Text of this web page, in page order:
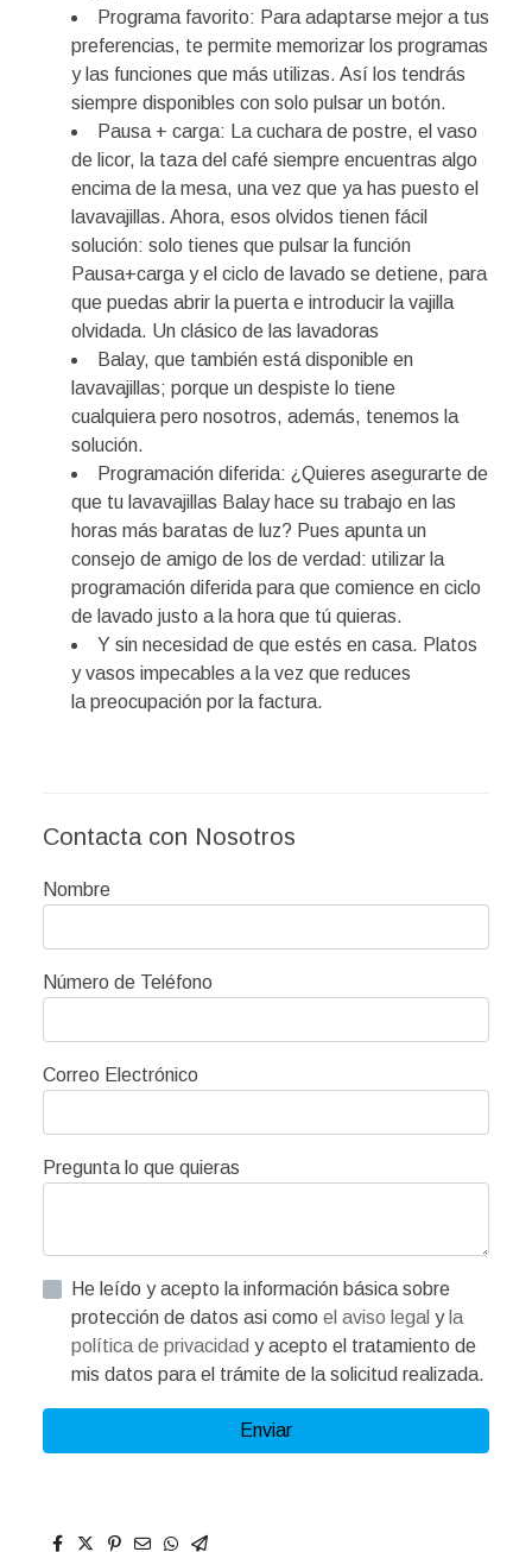
Programa favorito: Para adaptarse mejor a tus
preferencias, te permite memorizar los programas
y las funciones que más utilizas. Así los tendrás
siempre disponibles con solo pulsar un botón.
Pausa + carga: La cuchara de postre, el vaso
de licor, la taza del café siempre encuentras algo
encima de la mesa, una vez que ya has puesto el
lavavajillas. Ahora, esos olvidos tienen fácil
solución: solo tienes que pulsar la función
Pausa+carga y el ciclo de lavado se detiene, para
que puedas abrir la puerta e introducir la vajilla
olvidada. Un clásico de las lavadoras
Balay, que también está disponible en
lavavajillas; porque un despiste lo tiene
cualquiera pero nosotros, además, tenemos la
solución.
Programación diferida: ¿Quieres asegurarte de
que tu lavavajillas Balay hace su trabajo en las
horas más baratas de luz? Pues apunta un
consejo de amigo de los de verdad: utilizar la
programación diferida para que comience en ciclo
de lavado justo a la hora que tú quieras.
Y sin necesidad de que estés en casa. Platos
y vasos impecables a la vez que reduces
la preocupación por la factura.
Contacta con Nosotros
Nombre
Número de Teléfono
Correo Electrónico
Pregunta lo que quieras
He leído y acepto la información básica sobre
protección de datos asi como el aviso legal y la
política de privacidad y acepto el tratamiento de
mis datos para el trámite de la solicitud realizada.
Enviar